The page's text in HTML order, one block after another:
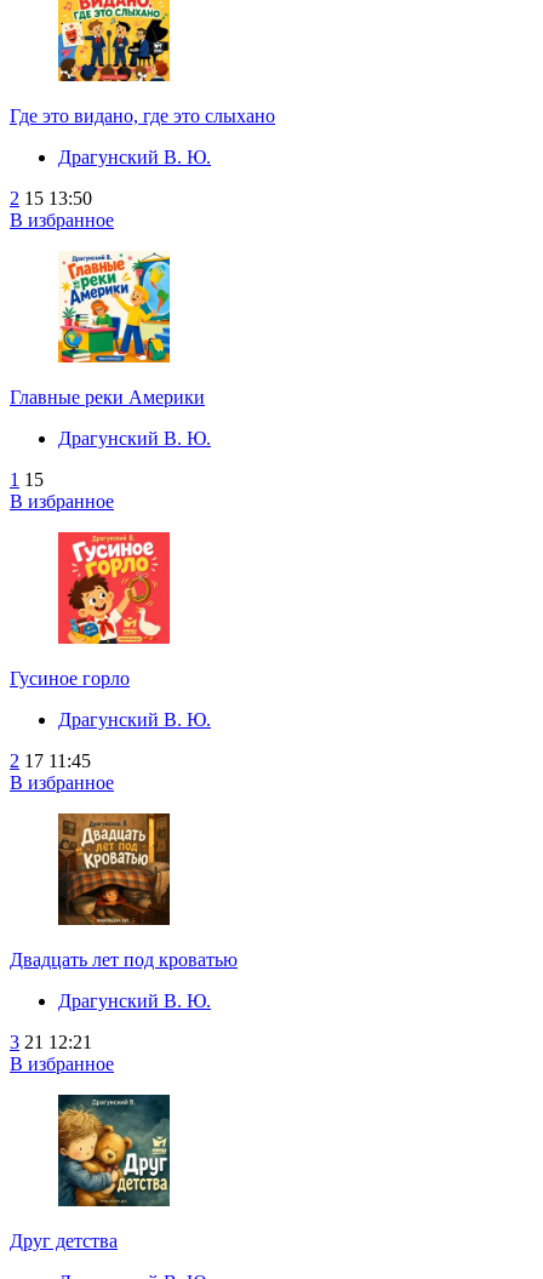
Где это видано, где это слыхано
Драгунский В. Ю.
2 15 13:50
В избранное
Главные реки Америки
Драгунский В. Ю.
1 15
В избранное
Гусиное горло
Драгунский В. Ю.
2 17 11:45
В избранное
Двадцать лет под кроватью
Драгунский В. Ю.
3 21 12:21
В избранное
Друг детства